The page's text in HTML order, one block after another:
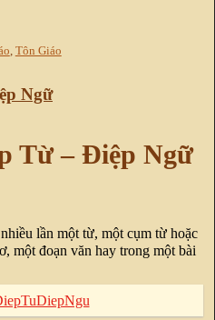
, Tôn Giáo
Ngữ
Từ – Điệp Ngữ
lần một từ, một cụm từ hoặc
một đoạn văn hay trong một bài